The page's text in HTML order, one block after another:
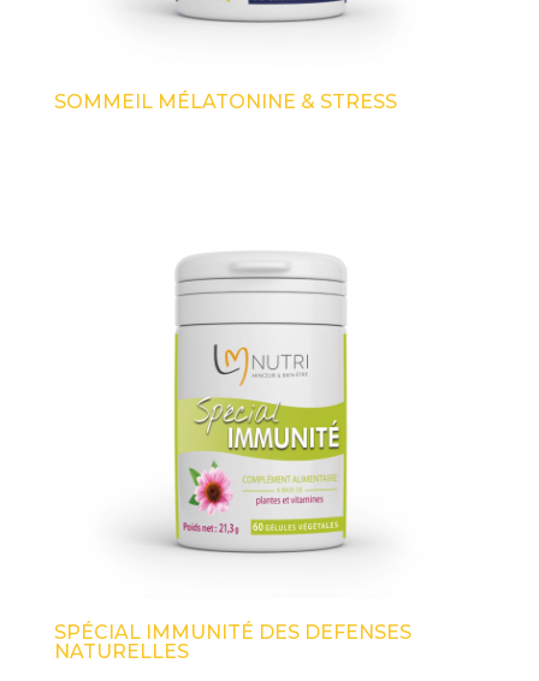
SOMMEIL MÉLATONINE & STRESS
SPÉCIAL IMMUNITÉ DES DEFENSES
NATURELLES